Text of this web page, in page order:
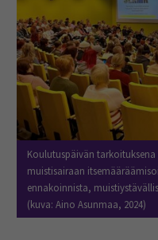
Koulutuspäivän
muistisairaan
ennakoinnista,
(kuva: Aino Asunmaa, 2024)